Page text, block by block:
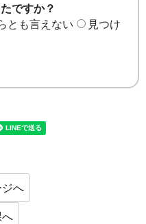
ですか？
とも言えない
見つけ
へ